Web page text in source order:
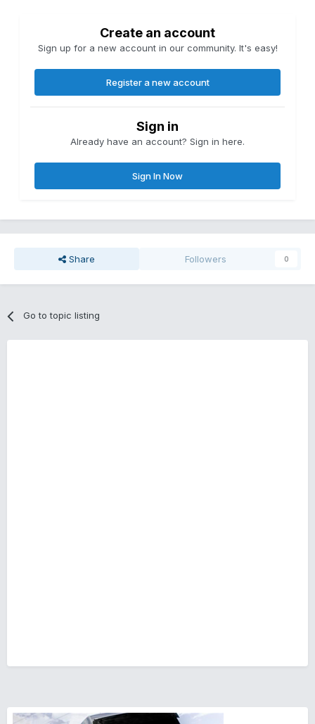
Create an account
Sign up for a new account in our community. It's easy!
Register a new account
Sign in
Already have an account? Sign in here.
Sign In Now
Share Followers 0
Go to topic listing